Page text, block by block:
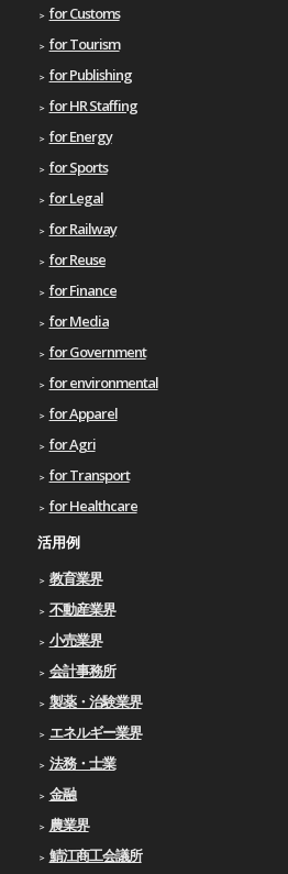
for Customs
for Tourism
for Publishing
for HR Staffing
for Energy
for Sports
for Legal
for Railway
for Reuse
for Finance
for Media
for Government
for environmental
for Apparel
for Agri
for Transport
for Healthcare
活用例
教育業界
不動産業界
小売業界
会計事務所
製薬・治験業界
エネルギー業界
法務・士業
金融
農業界
鯖江商工会議所